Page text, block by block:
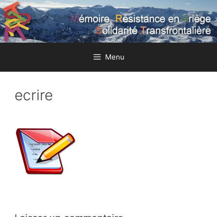
Aller
au
contenu
Menu
ecrire